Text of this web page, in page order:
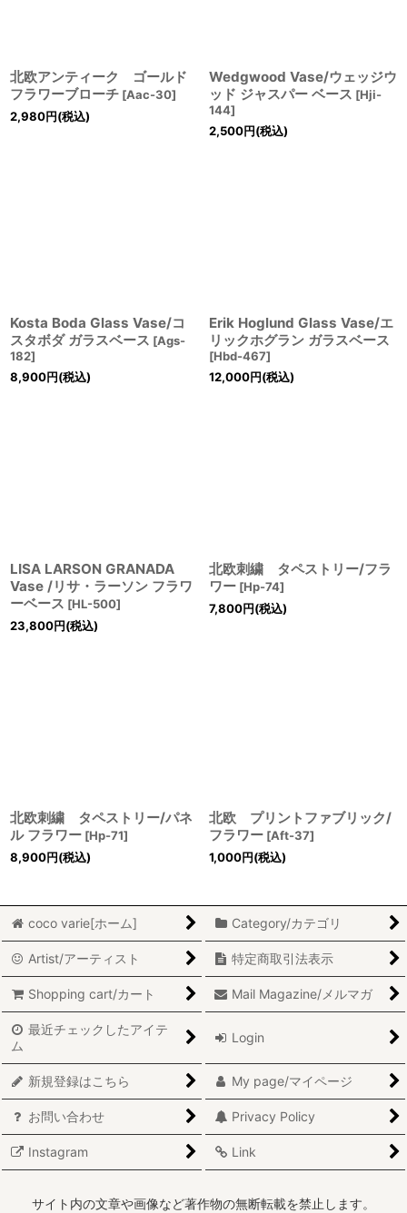
北欧アンティーク ゴールド
フラワーブローチ [Aac-30]
2,980円(税込)
Wedgwood Vase/ウェッジウ
ッド ジャスパー ベース [Hji-
144]
2,500円(税込)
Kosta Boda Glass Vase/コ
スタボダ ガラスベース [Ags-
182]
8,900円(税込)
Erik Hoglund Glass Vase/エ
リックホグラン ガラスベース
[Hbd-467]
12,000円(税込)
LISA LARSON GRANADA
Vase /リサ・ラーソン フラワ
ーベース [HL-500]
23,800円(税込)
北欧刺繍 タペストリー/フラ
ワー [Hp-74]
7,800円(税込)
北欧刺繍 タペストリー/パネ
ル フラワー [Hp-71]
8,900円(税込)
北欧 プリントファブリック/
フラワー [Aft-37]
1,000円(税込)
coco varie[ホーム] Category/カテゴリ
Artist/アーティスト 特定商取引法表示
Shopping cart/カート Mail Magazine/メルマガ
最近チェックしたアイテ
ム
Login
新規登録はこちら My page/マイページ
お問い合わせ Privacy Policy
Instagram Link
サイト内の文章や画像など著作物の無断転載を禁止します。